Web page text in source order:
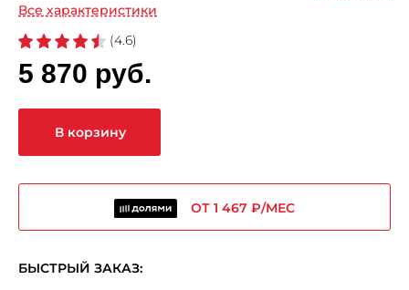
Все характеристики
(4.6)
5 870 руб.
В корзину
ОТ 1 467 ₽/МЕС
БЫСТРЫЙ ЗАКАЗ: